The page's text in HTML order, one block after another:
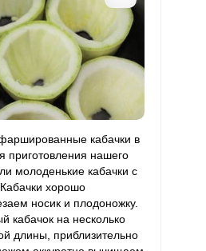
400 мкг 3.4 19.1
3 мкг 24.1
90 мкг 13.9 78.9
кабачки в
приготовления нашего
молоденькие кабачки с
хорошо
носик и плодоножку.
кабачок на несколько
длины, приблизительно